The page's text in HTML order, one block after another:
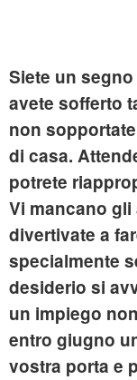
Siete un
avete sofferto
non
di casa.
potrete
Vi mancano
divertivate a
specialmente
desiderio si
un impiego
entro giugno
vostra porta e